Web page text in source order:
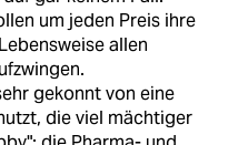
um jeden Preis ihre
allen
gekonnt von eine
die viel mächtiger